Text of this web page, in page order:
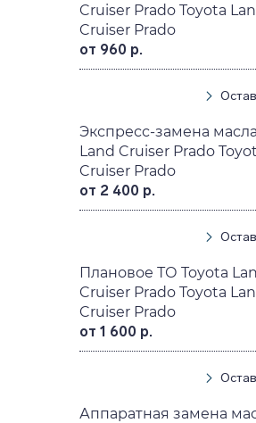
Cruiser Prado Toyota
Cruiser Prado
от 960 р.
Экспресс-замена
Land Cruiser Prado
Cruiser Prado
от 2 400 р.
Плановое ТО Toyota
Cruiser Prado Toyota
Cruiser Prado
от 1 600 р.
Аппаратная замена